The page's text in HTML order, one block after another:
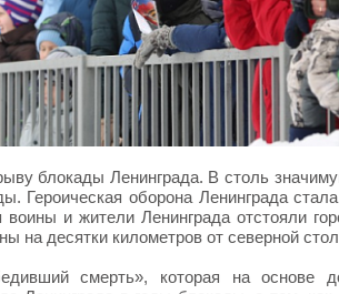
блокады Ленинграда. В столь
Героическая оборона Ленинграда
воины и жители Ленинграда отстояли
на десятки километров от северной
смерть», которая на основе